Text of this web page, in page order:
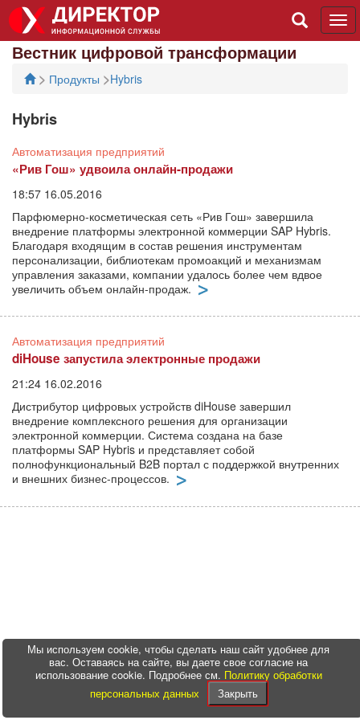
Вестник цифровой трансформации
> Продукты >Hybris
Hybris
Автоматизация предприятий
«Рив Гош» удвоила онлайн-продажи
18:57 16.05.2016
Парфюмерно-косметическая сеть «Рив Гош» завершила
внедрение платформы электронной коммерции SAP Hybris.
Благодаря входящим в состав решения инструментам
персонализации, библиотекам промоакций и механизмам
управления заказами, компании удалось более чем вдвое
увеличить объем онлайн-продаж.
Автоматизация предприятий
diHouse запустила электронные продажи
21:24 16.02.2016
Дистрибутор цифровых устройств diHouse завершил
внедрение комплексного решения для организации
электронной коммерции. Система создана на базе
платформы SAP Hybris и представляет собой
полнофункциональный B2B портал с поддержкой внутренних
и внешних бизнес-процессов.
Мы используем cookie, чтобы сделать наш сайт удобнее для
вас. Оставаясь на сайте, вы даете свое согласие на
использование cookie. Подробнее см. Политику обработки
персональных данных
Закрыть